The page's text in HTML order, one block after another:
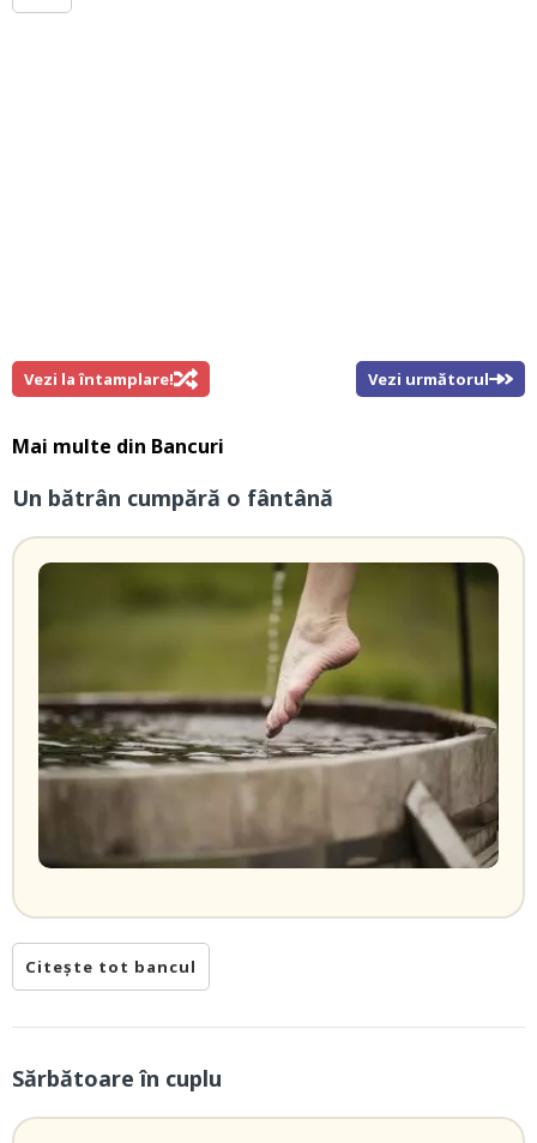
Vezi la întamplare! Vezi următorul
Mai multe din Bancuri
Un bătrân cumpără o fântână
Citește tot bancul
Sărbătoare în cuplu